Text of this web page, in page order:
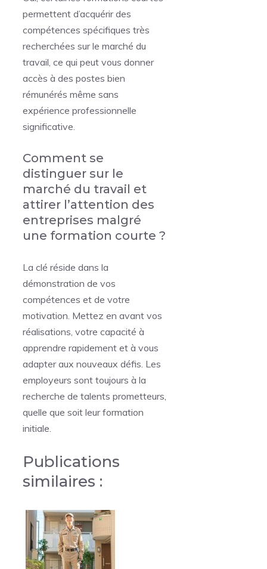
permettent d’acquérir des
compétences spécifiques très
recherchées sur le marché du
travail, ce qui peut vous donner
accès à des postes bien
rémunérés même sans
expérience professionnelle
significative.
Comment se
distinguer sur le
marché du travail et
attirer l’attention des
entreprises malgré
une formation courte ?
La clé réside dans la
démonstration de vos
compétences et de votre
motivation. Mettez en avant vos
réalisations, votre capacité à
apprendre rapidement et à vous
adapter aux nouveaux défis. Les
employeurs sont toujours à la
recherche de talents prometteurs,
quelle que soit leur formation
initiale.
Publications
similaires :